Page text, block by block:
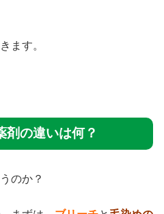
ます。
剤の違いは何？
のか？